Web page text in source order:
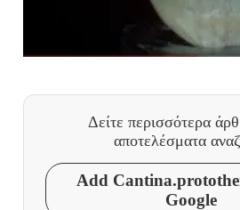
Δείτε περισσότερα
αποτελέσματα
Add
Google